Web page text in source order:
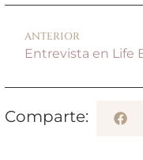
ANTERIOR
Comparte: